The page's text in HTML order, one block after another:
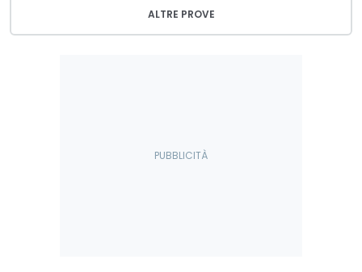
ALTRE PROVE